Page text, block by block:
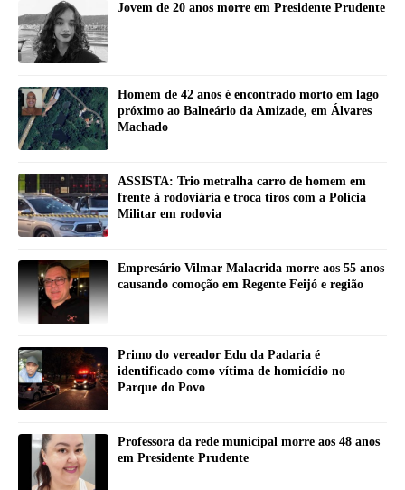
Jovem de 20 anos morre em Presidente Prudente
Homem de 42 anos é encontrado morto em lago
próximo ao Balneário da Amizade, em Álvares
Machado
ASSISTA: Trio metralha carro de homem em
frente à rodoviária e troca tiros com a Polícia
Militar em rodovia
Empresário Vilmar Malacrida morre aos 55 anos
causando comoção em Regente Feijó e região
Primo do vereador Edu da Padaria é
identificado como vítima de homicídio no
Parque do Povo
Professora da rede municipal morre aos 48 anos
em Presidente Prudente